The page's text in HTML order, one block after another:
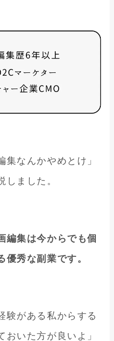
集なんかやめとけ」
しました。
編集は今からでも個
優秀な副業です。
験がある私からする
おいた方が良いよ」